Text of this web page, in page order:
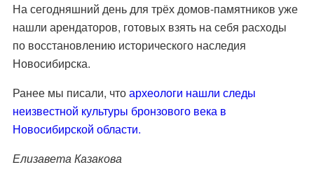
На сегодняшний день для трёх домов-памятников уже
нашли арендаторов, готовых взять на себя расходы
по восстановлению исторического наследия
Новосибирска.
Ранее мы писали, чтоархеологи нашли следы
неизвестной культуры бронзового века в
Новосибирской области.
Елизавета Казакова